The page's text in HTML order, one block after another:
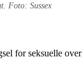
Foto: Sussex
for seksuelle